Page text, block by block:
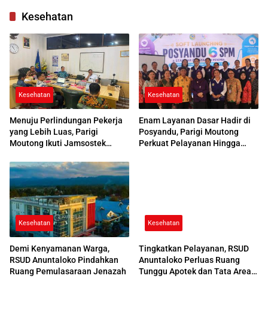
Kesehatan
Kesehatan
Menuju Perlindungan Pekerja
yang Lebih Luas, Parigi
Moutong Ikuti Jamsostek
Kesehatan
Enam Layanan Dasar Hadir di
Posyandu, Parigi Moutong
Perkuat Pelayanan Hingga
Kesehatan
Demi Kenyamanan Warga,
RSUD Anuntaloko Pindahkan
Ruang Pemulasaraan Jenazah
Kesehatan
Tingkatkan Pelayanan, RSUD
Anuntaloko Perluas Ruang
Tunggu Apotek dan Tata Area